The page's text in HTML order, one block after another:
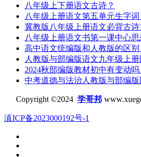
八年级上下册语文古诗？
八年级上册语文第五单元生字词
冀教版八年级上册语文必背古诗
八年级上册语文书第一课中心思
高中语文统编版和人教版的区别
人教版与部编版语文九年级上册
2024秋部编版教材初中有变动吗
中考道德与法治人教版与部编版
Copyright ©2024 学哥邦
滇ICP备2023000192号-1